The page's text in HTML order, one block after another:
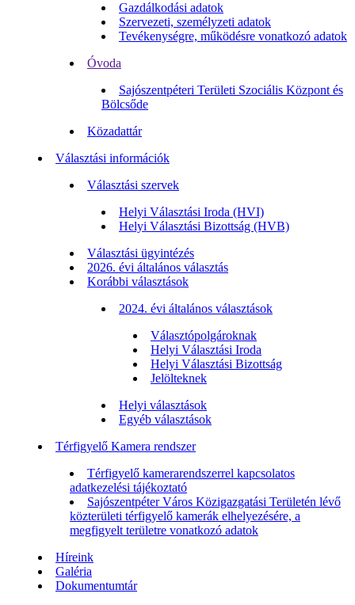
Gazdálkodási adatok
Szervezeti, személyzeti adatok
Tevékenységre, működésre vonatkozó adatok
Óvoda
Sajószentpéteri Területi Szociális Központ és
Bölcsőde
Közadattár
Választási információk
Választási szervek
Helyi Választási Iroda (HVI)
Helyi Választási Bizottság (HVB)
Választási ügyintézés
2026. évi általános választás
Korábbi választások
2024. évi általános választások
Választópolgároknak
Helyi Választási Iroda
Helyi Választási Bizottság
Jelölteknek
Helyi választások
Egyéb választások
Térfigyelő Kamera rendszer
Térfigyelő kamerarendszerrel kapcsolatos
adatkezelési tájékoztató
Sajószentpéter Város Közigazgatási Területén lévő
közterületi térfigyelő kamerák elhelyezésére, a
megfigyelt területre vonatkozó adatok
Híreink
Galéria
Dokumentumtár